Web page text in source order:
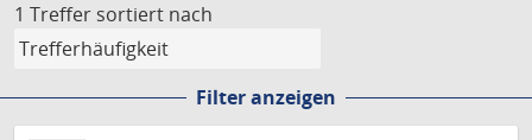
1 Treffer sortiert nach
Filter anzeigen